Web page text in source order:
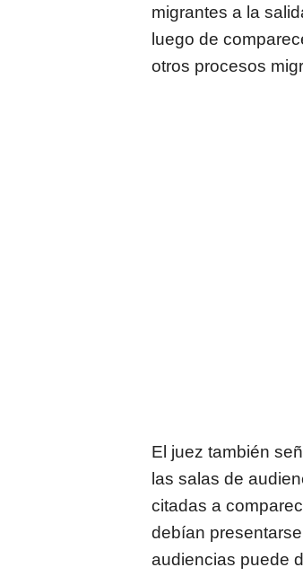
migrantes a la
luego de
otros procesos
El juez también
las salas de
citadas a
debían
audiencias puede